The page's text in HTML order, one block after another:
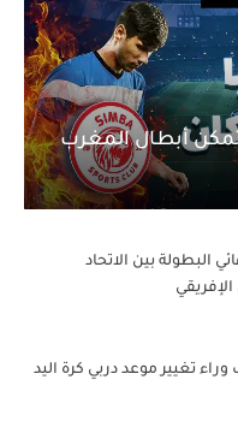
أبطال المغرب
البطولة بين الاتحاد
تغيير موعد دربي كرة اليد